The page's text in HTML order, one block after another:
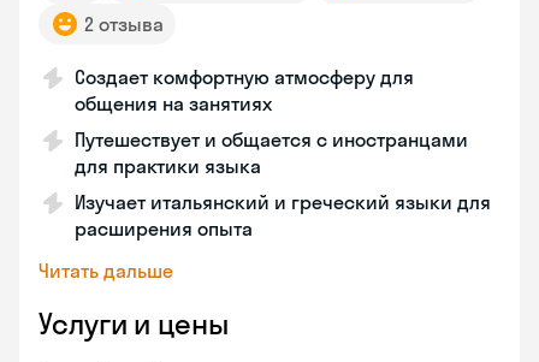
2 отзыва
Создает комфортную атмосферу для
общения на занятиях
Путешествует и общается с иностранцами
для практики языка
Изучает итальянский и греческий языки для
расширения опыта
Читать дальше
Услуги и цены